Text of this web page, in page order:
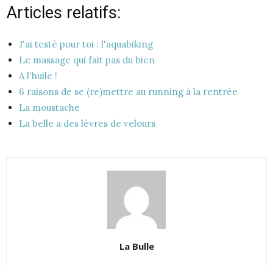
Articles relatifs:
J'ai testé pour toi : l'aquabiking
Le massage qui fait pas du bien
A l'huile !
6 raisons de se (re)mettre au running à la rentrée
La moustache
La belle a des lèvres de velours
La Bulle